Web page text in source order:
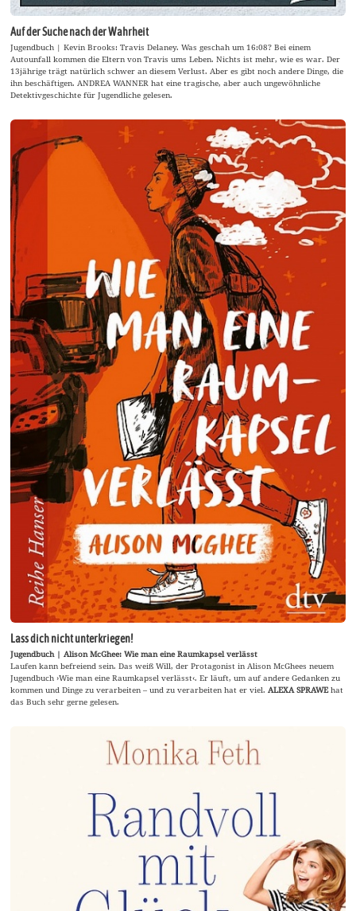
Auf der Suche nach der Wahrheit
Jugendbuch | Kevin Brooks: Travis Delaney. Was geschah um 16:08? Bei einem
Autounfall kommen die Eltern von Travis ums Leben. Nichts ist mehr, wie es war. Der
13jährige trägt natürlich schwer an diesem Verlust. Aber es gibt noch andere Dinge, die
ihn beschäftigen. ANDREA WANNER hat eine tragische, aber auch ungewöhnliche
Detektivgeschichte für Jugendliche gelesen.
Lass dich nicht unterkriegen!
Jugendbuch | Alison McGhee: Wie man eine Raumkapsel verlässt
Laufen kann befreiend sein. Das weiß Will, der Protagonist in Alison McGhees neuem
Jugendbuch ›Wie man eine Raumkapsel verlässt‹. Er läuft, um auf andere Gedanken zu
kommen und Dinge zu verarbeiten – und zu verarbeiten hat er viel.ALEXA SPRAWEhat
das Buch sehr gerne gelesen.